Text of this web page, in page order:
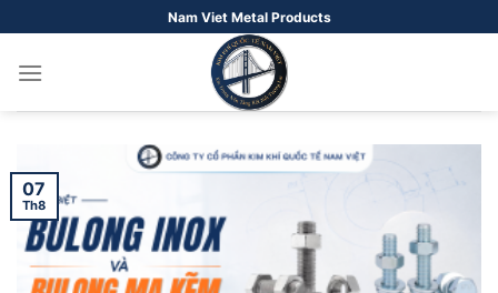
qua
nội
Nam Viet Metal Products
07
Th8